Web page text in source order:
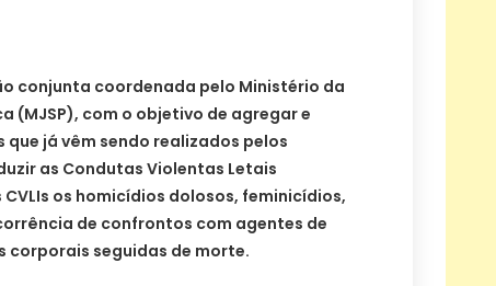
conjunta coordenada pelo Ministério da
(MJSP), com o objetivo de agregar e
já vêm sendo realizados pelos
as Condutas Violentas Letais
os homicídios dolosos, feminicídios,
de confrontos com agentes de
corporais seguidas de morte.